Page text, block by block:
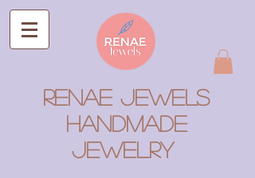
RENAE JEWELS
Handmade
Jewelry